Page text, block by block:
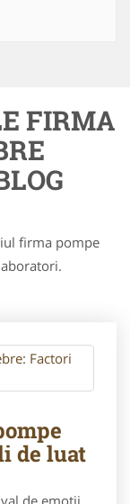
FIRMA
firma pompe
de luat
de emoții